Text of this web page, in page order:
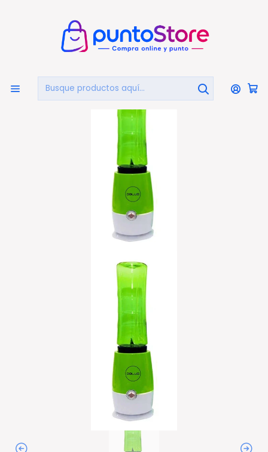
HOGAR Y DECORACIÓN Electrodomésticos
Licuadoras
Licuadora Batidora Personal batidos 500ml Verde - PS